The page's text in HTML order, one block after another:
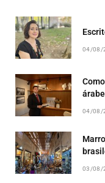
04/08/
04/08/
03/08/